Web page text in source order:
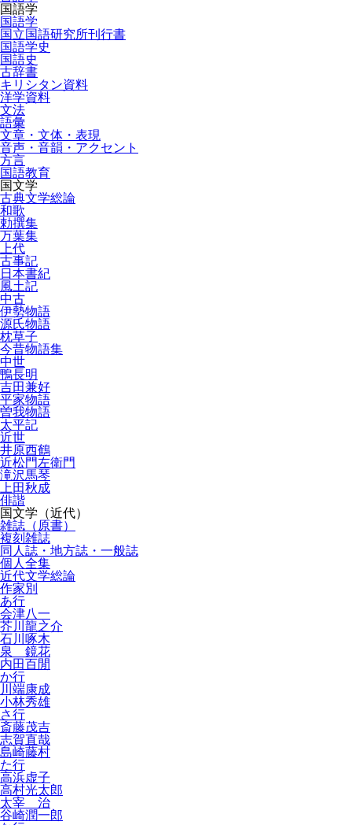
国語学
国語学
国立国語研究所刊行書
国語学史
国語史
古辞書
キリシタン資料
洋学資料
文法
語彙
文章・文体・表現
音声・音韻・アクセント
方言
国語教育
国文学
古典文学総論
和歌
勅撰集
万葉集
上代
古事記
日本書紀
風土記
中古
伊勢物語
源氏物語
枕草子
今昔物語集
中世
鴨長明
吉田兼好
平家物語
曽我物語
太平記
近世
井原西鶴
近松門左衛門
滝沢馬琴
上田秋成
俳諧
国文学（近代）
雑誌（原書）
複刻雑誌
同人誌・地方誌・一般誌
個人全集
近代文学総論
作家別
あ行
会津八一
芥川龍之介
石川啄木
泉 鏡花
内田百閒
か行
川端康成
小林秀雄
さ行
斎藤茂吉
志賀直哉
島崎藤村
た行
高浜虚子
高村光太郎
太宰 治
谷崎潤一郎